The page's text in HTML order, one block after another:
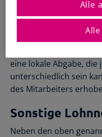
Alle
Übersicht &
Hilfe beim
Registrierte
Buchhalter
musst. Der
eine lokale Abgabe, die
unterschiedlich sein
des Mitarbeiters
Sonstige
Neben den oben
Alle